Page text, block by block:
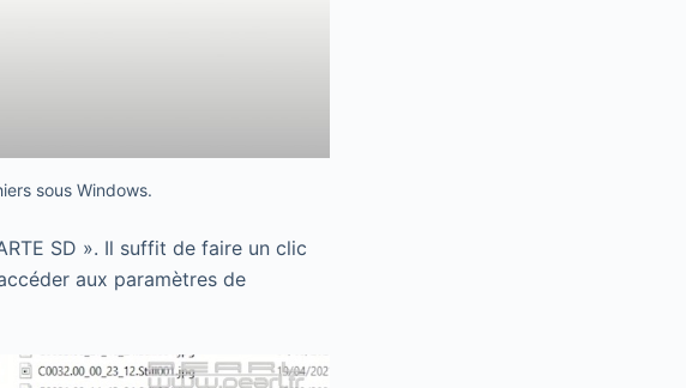
sous Windows.
SD ». Il suffit de faire un clic
aux paramètres de